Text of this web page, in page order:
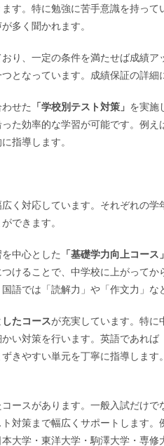
す。特に勉強に苦手意識を持っ
多く聞かれます。
り、一定の条件を満たせば成績
となっています。成績保証の詳細
せた 「学校別テスト対策」 を実施
た効率的な学習が可能です。例
指導します。
く対応しています。それぞれの
できます。
中心とした 「基礎学力向上コース」
けることで、中学校に上がって
語では「読解力」や「作文力」な
たコースが充実しています。特に
い対策を行います。英語であれば
きやすい単元を丁寧に指導しま
ースがあります。一般入試だけ
対策まで幅広くサポートします
大学・東洋大学・駒澤大学・専